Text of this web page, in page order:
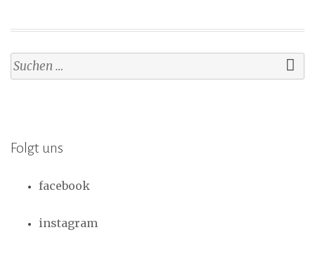
Suchen
nach:
Folgt uns
facebook
instagram